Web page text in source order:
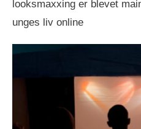
looksmaxxing er blevet
unges liv online